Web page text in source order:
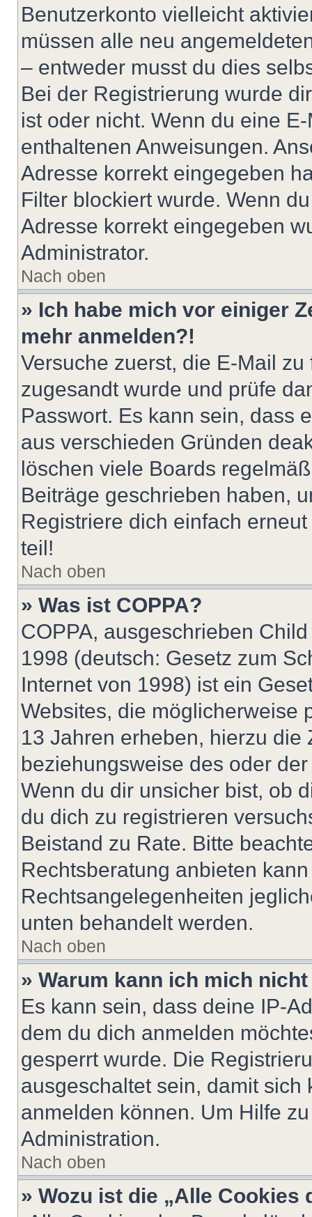
Benutzerkonto vielleicht
müssen alle neu
– entweder musst du dies
Bei der Registrierung wurde
ist oder nicht. Wenn du eine
enthaltenen Anweisungen.
Adresse korrekt eingegeben
Filter blockiert wurde. Wenn
Adresse korrekt eingegeben
Administrator.
Nach oben
» Ich habe mich vor einiger
mehr anmelden?!
Versuche zuerst, die E-Mail
zugesandt wurde und prüfe
Passwort. Es kann sein, dass
aus verschieden Gründen
löschen viele Boards
Beiträge geschrieben haben,
Registriere dich einfach
teil!
Nach oben
» Was ist COPPA?
COPPA, ausgeschrieben
1998 (deutsch: Gesetz zum
Internet von 1998) ist ein
Websites, die möglicherweise
13 Jahren erheben, hierzu die
beziehungsweise des oder
Wenn du dir unsicher bist, ob
du dich zu registrieren
Beistand zu Rate. Bitte
Rechtsberatung anbieten
Rechtsangelegenheiten
unten behandelt werden.
Nach oben
» Warum kann ich mich
Es kann sein, dass deine IP-
dem du dich anmelden
gesperrt wurde. Die
ausgeschaltet sein, damit
anmelden können. Um Hilfe
Administration.
Nach oben
» Wozu ist die „Alle